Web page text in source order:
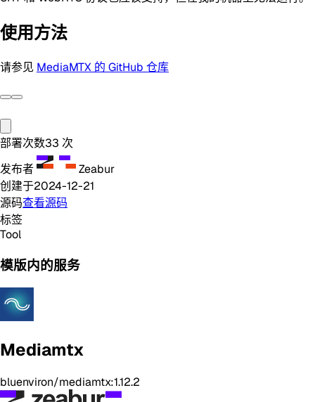
使用方法
请参见 MediaMTX 的 GitHub 仓库
部署次数33 次
发布者
Zeabur
创建于2024-12-21
源码查看源码
标签
Tool
模版内的服务
Mediamtx
bluenviron/mediamtx:1.12.2